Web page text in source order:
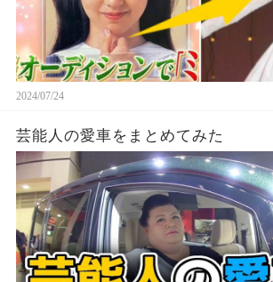
2024/07/24
芸能人の愛車をまとめてみた